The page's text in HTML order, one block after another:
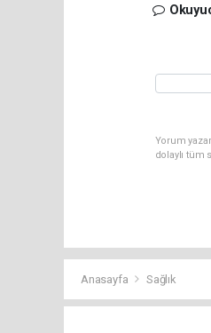
Yorum
dolaylı tüm
Anasayfa Sağlık